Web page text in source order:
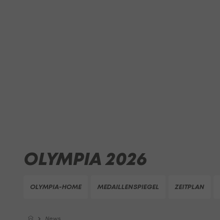
OLYMPIA 2026
OLYMPIA-HOME MEDAILLENSPIEGEL ZEITPLAN
News